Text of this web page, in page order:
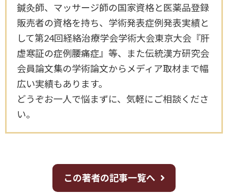
鍼灸師、マッサージ師の国家資格と医薬品登録
販売者の資格を持ち、学術発表症例発表実績と
して第24回経絡治療学会学術大会東京大会『肝
虚寒証の症例腰痛症』等、また伝統漢方研究会
会員論文集の学術論文からメディア取材まで幅
広い実績もあります。
どうぞお一人で悩まずに、気軽にご相談くださ
い。
この著者の記事一覧へ